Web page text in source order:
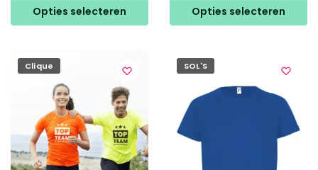
Opties selecteren
product
heeft
variaties.
Deze
gekozen
worden
op
Opties selecteren
product
heeft
variaties.
Deze
optie
kan
gekozen
worden
Clique SOL'S